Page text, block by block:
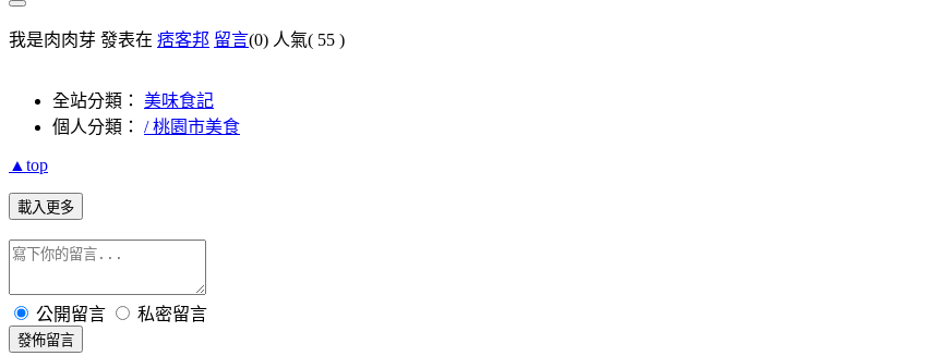
我是肉肉芽 發表在 痞客邦 留言(0) 人氣( 55 )
全站分類： 美味食記
個人分類： / 桃園市美食
▲top
載入更多
公開留言 私密留言
發佈留言